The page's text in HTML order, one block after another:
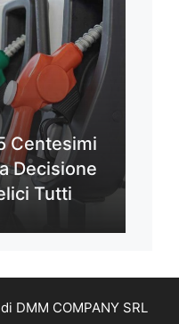
Centesimi
Decisione
Tutti
DMM COMPANY SRL